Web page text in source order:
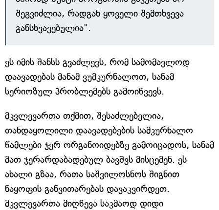
შეგვიძლია, რადგან ყოველი შემთხვევა
განსხვავებულია".
ეს იმის შანსს გვაძლევს, რომ სამომავლოდ
დაავადებას მანამ ვუმკურნალოთ, სანამ
სერიოზულ პრობლემებს გამოიწვევს.
მკვლევართა თქმით, შესაძლებელია,
თანდაყოლილი დაავადებების სამკურნალო
წამლები ჯერ ორგანოიდებზე გამოიცადოს, სანამ
მათ ჯერარდაბადებულ ბავშვს მისცემენ. ეს
ახალი გზაა, რათა საშვილოსნოს შიგნით
ნაყოფის განვითარებას დავაკვირდეთ.
მკვლევართა მიღწევა საკმაოდ დიდი